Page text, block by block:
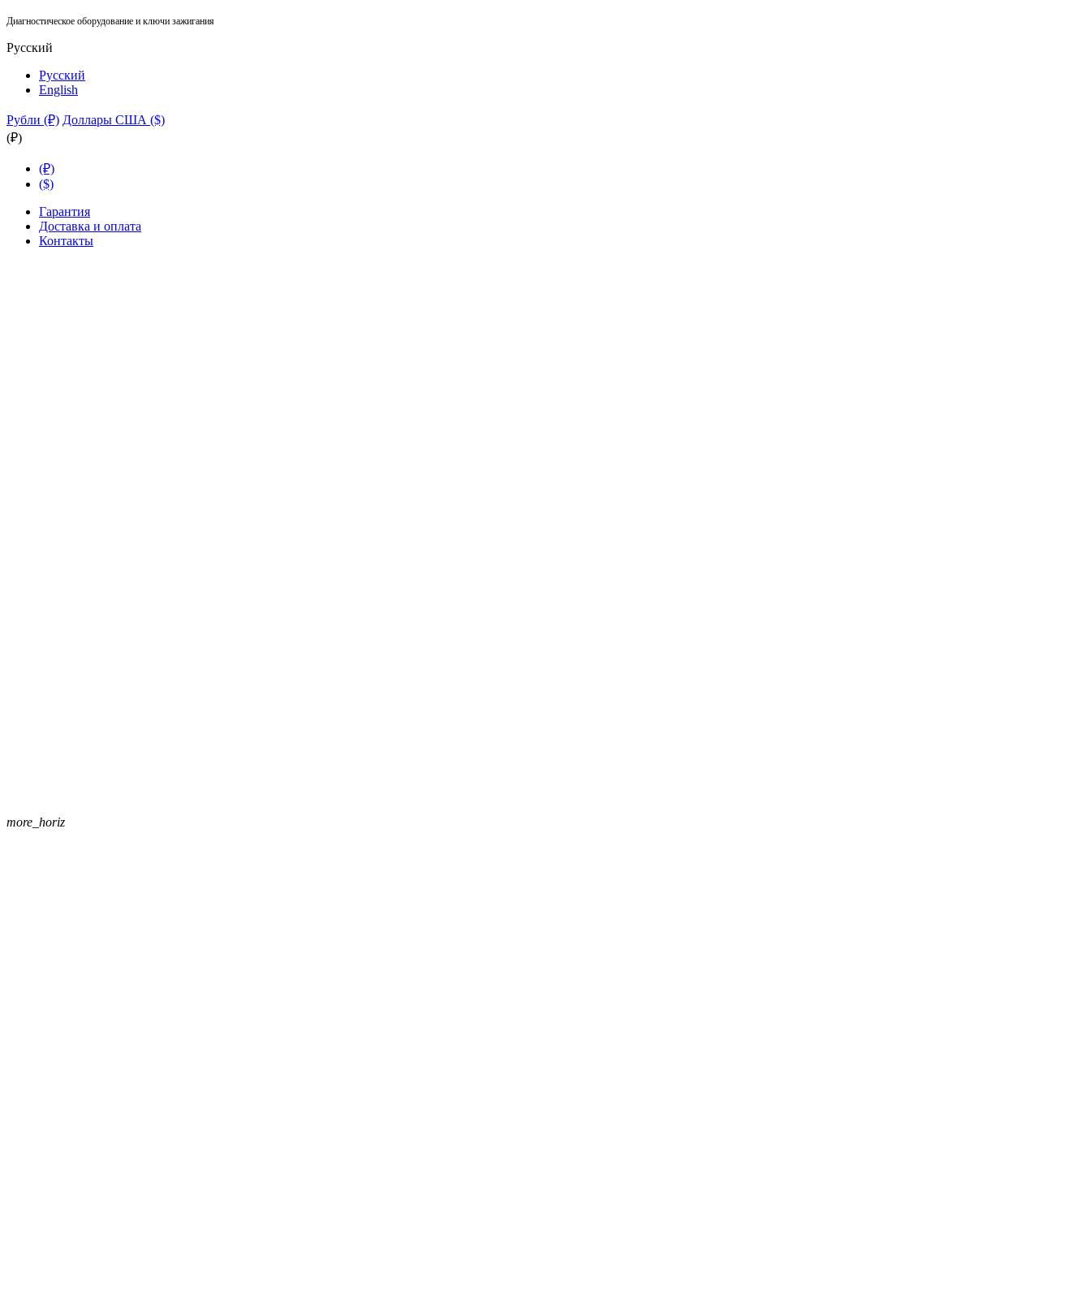
Диагностическое оборудование и ключи зажигания
Русский
Русский
English
Рубли (₽) Доллары США ($)
(₽)
(₽)
($)
Гарантия
Доставка и оплата
Контакты
more_horiz